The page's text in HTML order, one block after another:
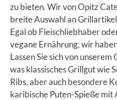
zu bieten. Wir von Opitz
breite Auswahl an
Egal ob Fleischliebhaber
vegane Ernährung, wir
Lassen Sie sich von
was klassisches Grillgut wie
Ribs, aber auch besondere
karibische Puten-Spieße mit